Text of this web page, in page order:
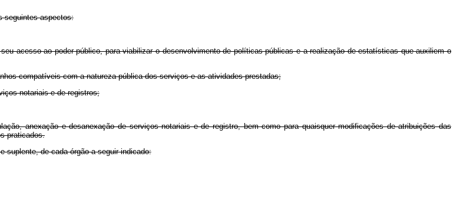
seguintes aspectos:
acesso ao poder público, para viabilizar o desenvolvimento de políticas públicas e a realização de estatísticas que auxiliem o
compatíveis com a natureza pública dos serviços e as atividades prestadas;
notariais e de registros;
anexação e desanexação de serviços notariais e de registro, bem como para quaisquer modificações de atribuições das
praticados.
suplente, de cada órgão a seguir indicado: